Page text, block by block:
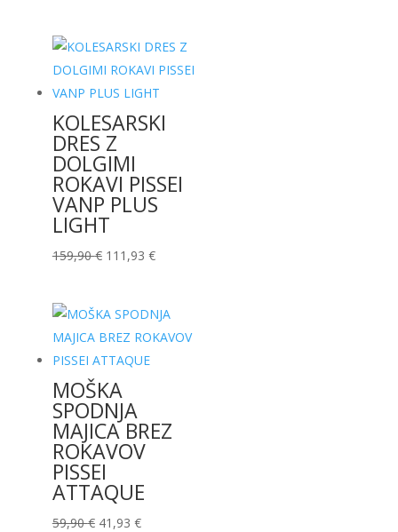
bila:
94,90 €.
66,43 €.
KOLESARSKI
DRES Z
DOLGIMI
ROKAVI PISSEI
VANP PLUS
LIGHT
159,90€ Izvirna
bila:
159,90 €.
111,93 €Trenutna
111,93 €.
MOŠKA
SPODNJA
MAJICA BREZ
ROKAVOV
PISSEI
ATTAQUE
59,90€ Izvirna
41,93 €Trenutna